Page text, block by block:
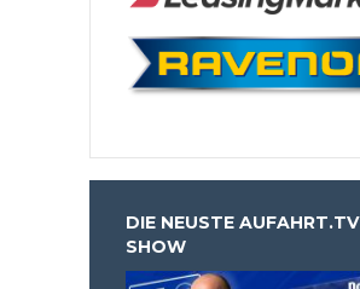
DIE NEUSTE AUFAHRT.TV
SHOW